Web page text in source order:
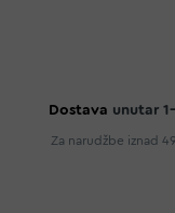
Dostava unutar
Za narudžbe iznad